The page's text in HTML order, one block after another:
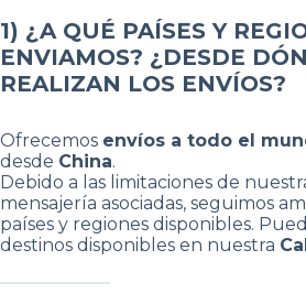
1) ¿A QUÉ PAÍSES Y
ENVIAMOS? ¿DESDE
REALIZAN LOS ENVÍOS?
Ofrecemos envíos a todo el
desde China.
Debido a las limitaciones de
mensajería asociadas, seguimos
países y regiones disponibles.
destinos disponibles en nuestra